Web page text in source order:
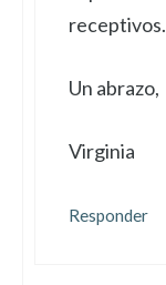
receptivos.
Un abrazo,
Virginia
Responder